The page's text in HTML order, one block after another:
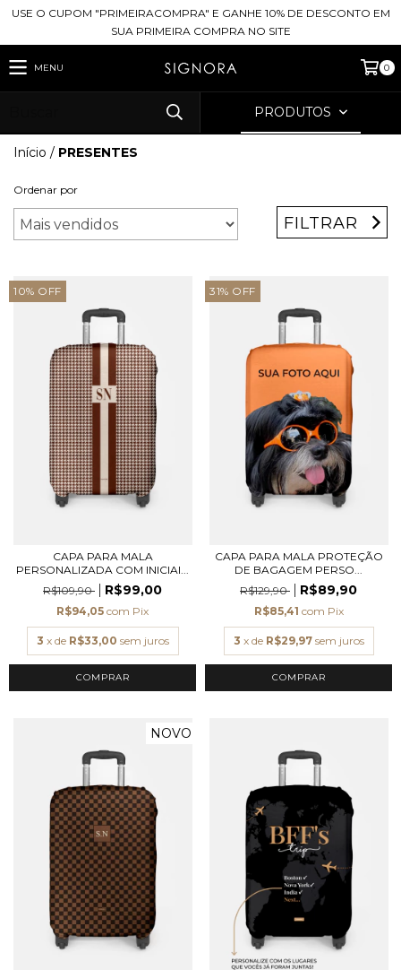
USE O CUPOM "PRIMEIRACOMPRA" E GANHE 10% DE DESCONTO EM
SUA PRIMEIRA COMPRA NO SITE
MENU 0
PRODUTOS
Início / PRESENTES
Ordenar por
FILTRAR
10% OFF
CAPA PARA MALA
PERSONALIZADA COM INICIAI...
R$109,90
R$99,00
R$94,05 com Pix
3 x de R$33,00 sem juros
COMPRAR
31% OFF
CAPA PARA MALA PROTEÇÃO
DE BAGAGEM PERSO...
R$129,90
R$89,90
R$85,41 com Pix
3 x de R$29,97 sem juros
COMPRAR
NOVO